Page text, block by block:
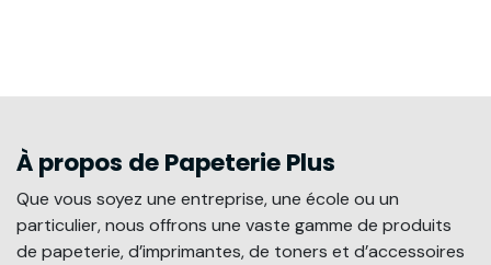
À propos de Papeterie Plus
Que vous soyez une entreprise, une école ou un
particulier, nous offrons une vaste gamme de produits
de papeterie, d’imprimantes, de toners et d’accessoires